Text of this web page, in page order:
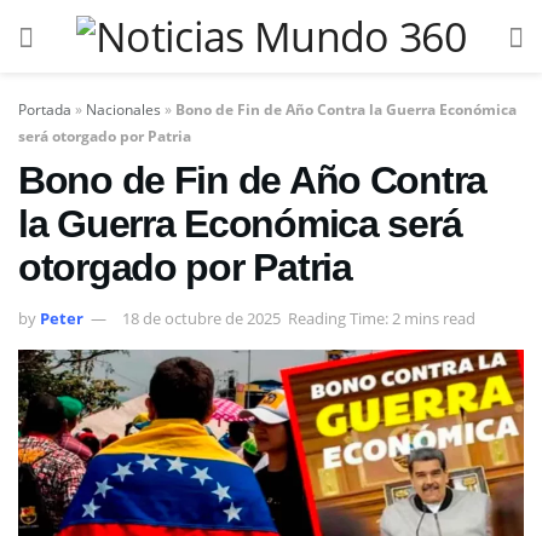
Portada » Nacionales » Bono de Fin de Año Contra la Guerra Económica
será otorgado por Patria
Bono de Fin de Año Contra
la Guerra Económica será
otorgado por Patria
by Peter 18 de octubre de 2025 Reading Time: 2 mins read